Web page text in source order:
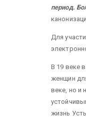
период.
Для
В 19 веке
женщин
веке, но и
жизнь